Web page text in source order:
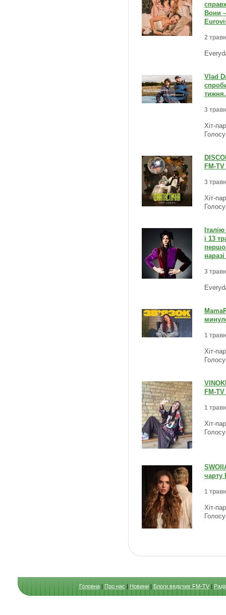
Вони
2
Vlad
3
Хіт-
FM-
3
Хіт-
і 13
3
1
Хіт-
FM-
1
Хіт-
чарту
1
Хіт-
Головна|Про нас|Новини|Блоги ведучих FM-TV|